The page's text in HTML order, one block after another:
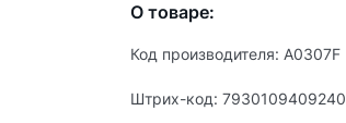
О товаре:
Код производителя: А0307F
Штрих-код: 7930109409240